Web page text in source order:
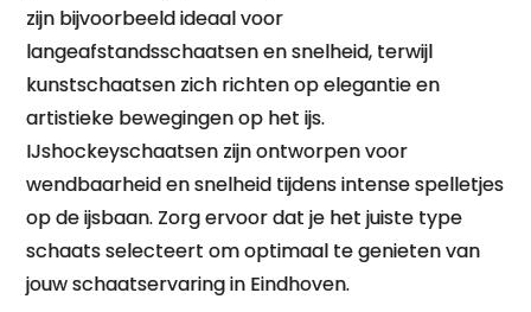
zijn bijvoorbeeld ideaal voor
langeafstandsschaatsen en snelheid, terwijl
kunstschaatsen zich richten op elegantie en
artistieke bewegingen op het ijs.
IJshockeyschaatsen zijn ontworpen voor
wendbaarheid en snelheid tijdens intense spelletjes
op de ijsbaan. Zorg ervoor dat je het juiste type
schaats selecteert om optimaal te genieten van
jouw schaatservaring in Eindhoven.